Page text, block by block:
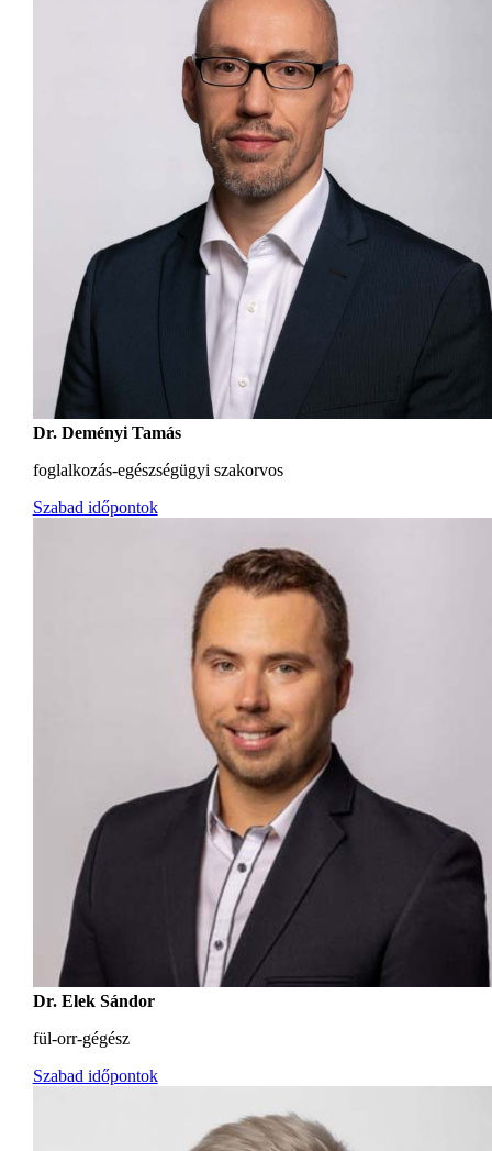
Dr. Deményi Tamás
foglalkozás-egészségügyi szakorvos
Szabad időpontok
Dr. Elek Sándor
fül-orr-gégész
Szabad időpontok